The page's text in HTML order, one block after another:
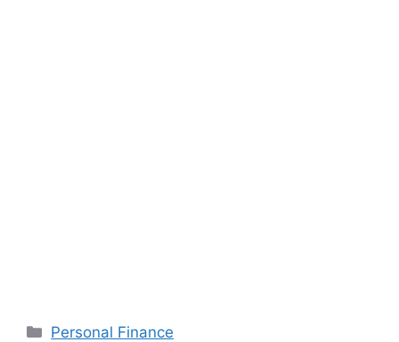
Categories
Personal Finance